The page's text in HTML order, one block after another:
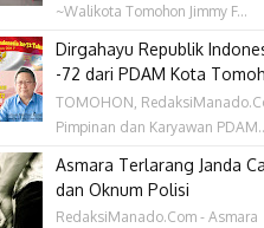
~Walikota Tomohon Jimmy F...
Dirgahayu Republik
-72 dari PDAM Kota
TOMOHON,
Pimpinan dan Karyawan
Asmara Terlarang Janda
dan Oknum Polisi
RedaksiManado.Com - Asmara